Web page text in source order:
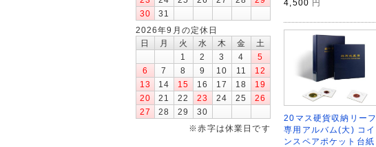
4,500 円
20マス硬貨収納リーフ
専用アルバム(大) コイ
ンスペアポケット台紙
30
31
2026年9月の定休日
日
月 火 水 木 金
土
1
2 3 4
5
6
7 8 9 10 11
12
13
14 15 16 17 18
19
20
21 22 23 24 25
26
27
28 29
30
※赤字は休業日です